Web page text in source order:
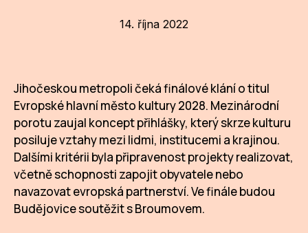
14. října 2022
Jihočeskou metropoli čeká finálové klání o titul
Evropské hlavní město kultury 2028. Mezinárodní
porotu zaujal koncept přihlášky, který skrze kulturu
posiluje vztahy mezi lidmi, institucemi a krajinou.
Dalšími kritérii byla připravenost projekty realizovat,
včetně schopnosti zapojit obyvatele nebo
navazovat evropská partnerství. Ve finále budou
Budějovice soutěžit s Broumovem.